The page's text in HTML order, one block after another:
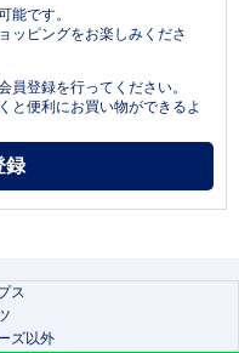
能です。
ッピングをお楽しみくださ
員登録を行ってください。
と便利にお買い物ができるよ
ス
ズ以外